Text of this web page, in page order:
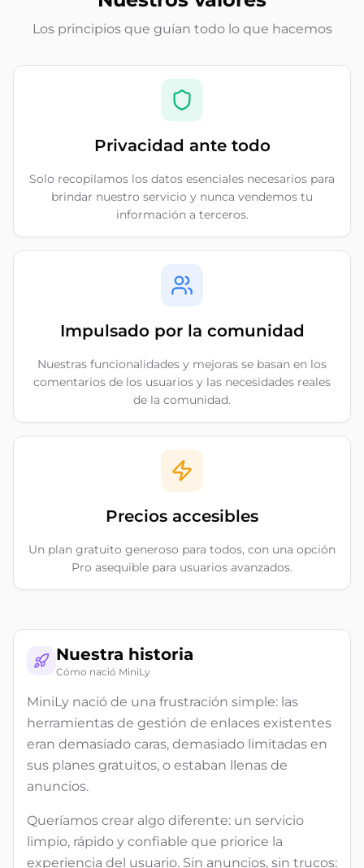
Los principios que guían todo lo que hacemos
Privacidad ante todo
Solo recopilamos los datos esenciales necesarios para
brindar nuestro servicio y nunca vendemos tu
información a terceros.
Impulsado por la comunidad
Nuestras funcionalidades y mejoras se basan en los
comentarios de los usuarios y las necesidades reales
de la comunidad.
Precios accesibles
Un plan gratuito generoso para todos, con una opción
Pro asequible para usuarios avanzados.
Nuestra historia
Cómo nació MiniLy
MiniLy nació de una frustración simple: las
herramientas de gestión de enlaces existentes
eran demasiado caras, demasiado limitadas en
sus planes gratuitos, o estaban llenas de
anuncios.
Queríamos crear algo diferente: un servicio
limpio, rápido y confiable que priorice la
experiencia del usuario. Sin anuncios, sin trucos: